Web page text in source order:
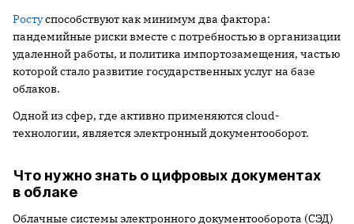
Ростуспособствуют как минимум два фактора:
пандемийные риски вместе с потребностью в организации
удаленной работы, и политика импортозамещения, частью
которой стало развитие государственных услуг на базе
облаков.
Одной из сфер, где активно применяются cloud-
технологии, является электронный документооборот.
Что нужно знать о цифровых документах
в облаке
Облачные системы электронного документооборота (СЭД)